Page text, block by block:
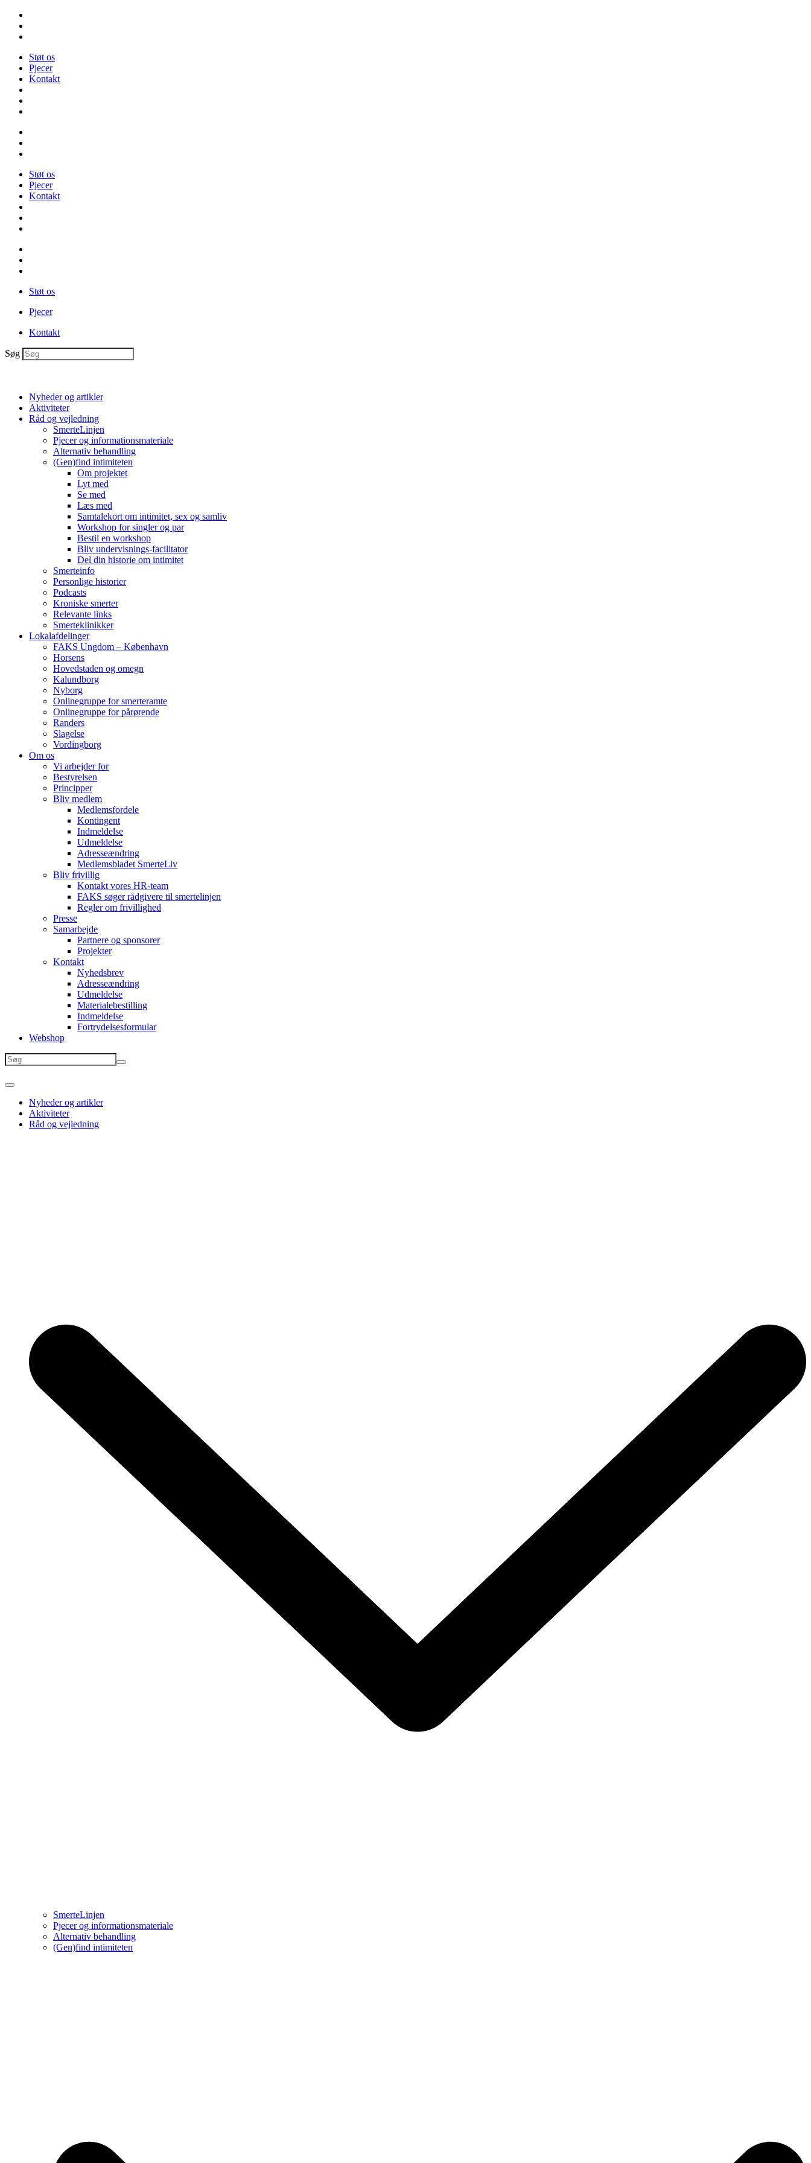
Videre
indhold
Støt os
Pjecer
Kontakt
Støt os
Pjecer
Kontakt
Støt os
Pjecer
Kontakt
Søg
Nyheder og artikler
Aktiviteter
Råd og vejledning
SmerteLinjen
Pjecer og informationsmateriale
Alternativ behandling
(Gen)find intimiteten
Om projektet
Lyt med
Se med
Læs med
Samtalekort om intimitet, sex og samliv
Workshop for singler og par
Bestil en workshop
Bliv undervisnings-facilitator
Del din historie om intimitet
Smerteinfo
Personlige historier
Podcasts
Kroniske smerter
Relevante links
Smerteklinikker
Lokalafdelinger
FAKS Ungdom – København
Horsens
Hovedstaden og omegn
Kalundborg
Nyborg
Onlinegruppe for smerteramte
Onlinegruppe for pårørende
Randers
Slagelse
Vordingborg
Om os
Vi arbejder for
Bestyrelsen
Principper
Bliv medlem
Medlemsfordele
Kontingent
Indmeldelse
Udmeldelse
Adresseændring
Medlemsbladet SmerteLiv
Bliv frivillig
Kontakt vores HR-team
FAKS søger rådgivere til smertelinjen
Regler om frivillighed
Presse
Samarbejde
Partnere og sponsorer
Projekter
Kontakt
Nyhedsbrev
Adresseændring
Udmeldelse
Materialebestilling
Indmeldelse
Fortrydelsesformular
Webshop
Nyheder og artikler
Aktiviteter
Råd og vejledning
SmerteLinjen
Pjecer og informationsmateriale
Alternativ behandling
(Gen)find intimiteten